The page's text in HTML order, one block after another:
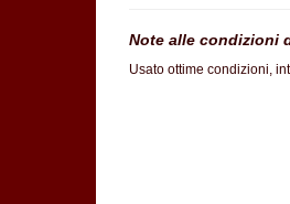
Note alle condizioni
Usato ottime condizioni,